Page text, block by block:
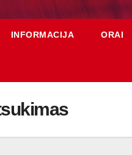
INFORMACIJA ORAI